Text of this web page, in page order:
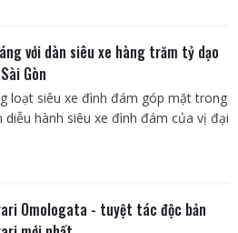
với dàn siêu xe hàng trăm tỷ dạo
Gòn
loạt siêu xe đình đám góp mặt trong
diễu hành siêu xe đình đám của vị đại
Omologata - tuyệt tác độc bản